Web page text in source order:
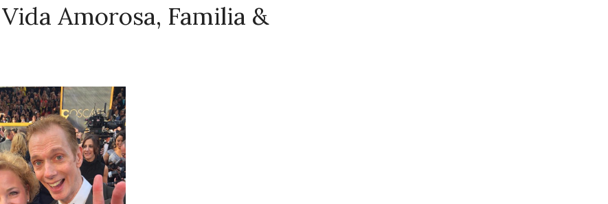
Amorosa, Familia &